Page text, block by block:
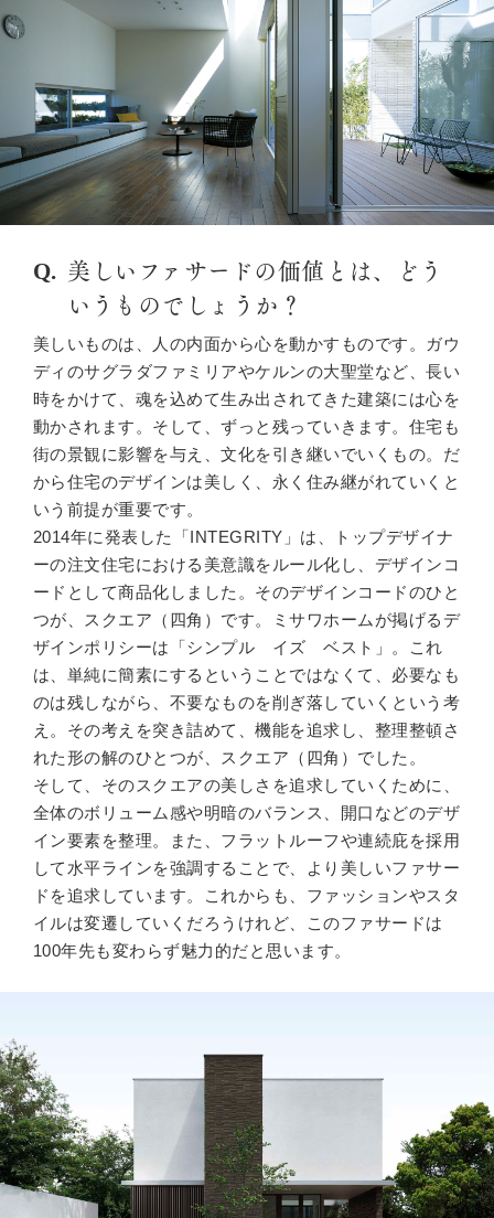
美しいファサードの価値とは、どう
いうものでしょうか？
美しいものは、人の内面から心を動かすものです。ガウ
ディのサグラダファミリアやケルンの大聖堂など、長い
時をかけて、魂を込めて生み出されてきた建築には心を
動かされます。そして、ずっと残っていきます。住宅も
街の景観に影響を与え、文化を引き継いでいくもの。だ
から住宅のデザインは美しく、永く住み継がれていくと
いう前提が重要です。
2014年に発表した「INTEGRITY」は、トップデザイナ
ーの注文住宅における美意識をルール化し、デザインコ
ードとして商品化しました。そのデザインコードのひと
つが、スクエア（四角）です。ミサワホームが掲げるデ
ザインポリシーは「シンプル イズ ベスト」。これ
は、単純に簡素にするということではなくて、必要なも
のは残しながら、不要なものを削ぎ落していくという考
え。その考えを突き詰めて、機能を追求し、整理整頓さ
れた形の解のひとつが、スクエア（四角）でした。
そして、そのスクエアの美しさを追求していくために、
全体のボリューム感や明暗のバランス、開口などのデザ
イン要素を整理。また、フラットルーフや連続庇を採用
して水平ラインを強調することで、より美しいファサー
ドを追求しています。これからも、ファッションやスタ
イルは変遷していくだろうけれど、このファサードは
100年先も変わらず魅力的だと思います。